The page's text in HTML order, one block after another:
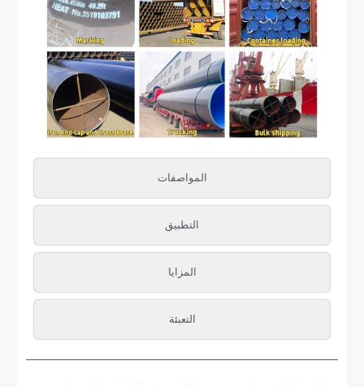
المواصفات
التطبيق
المزايا
التعبئة